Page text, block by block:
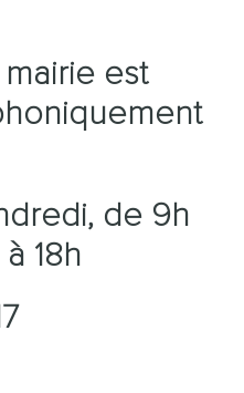
est
de 9h
18h